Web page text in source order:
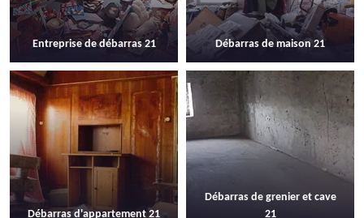
Entreprise de débarras 21 Débarras de maison 21
Débarras d'appartement 21
Débarras de grenier et cave
21